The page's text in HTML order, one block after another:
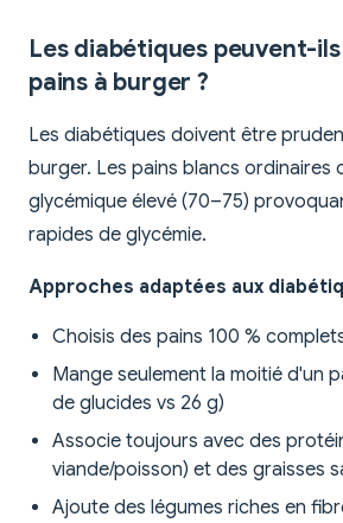
Les diabétiques peuvent-
pains à burger ?
Les diabétiques doivent être
burger. Les pains blancs ordinaires
glycémique élevé (70–75)
rapides de glycémie.
Approches adaptées aux
Choisis des pains 100 %
Mange seulement la moitié d'un
de glucides vs 26 g)
Associe toujours avec des
viande/poisson) et des graisses
Ajoute des légumes riches en